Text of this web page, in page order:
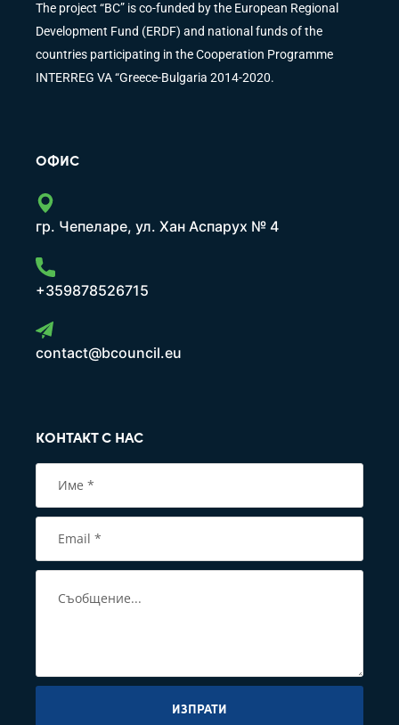
The project “BC” is co-funded by the European Regional
Development Fund (ERDF) and national funds of the
countries participating in the Cooperation Programme
INTERREG VA “Greece-Bulgaria 2014-2020.
ОФИС
гр. Чепеларе, ул. Хан Аспарух № 4
+359878526715
contact@bcouncil.eu
КОНТАКТ С НАС
ИЗПРАТИ